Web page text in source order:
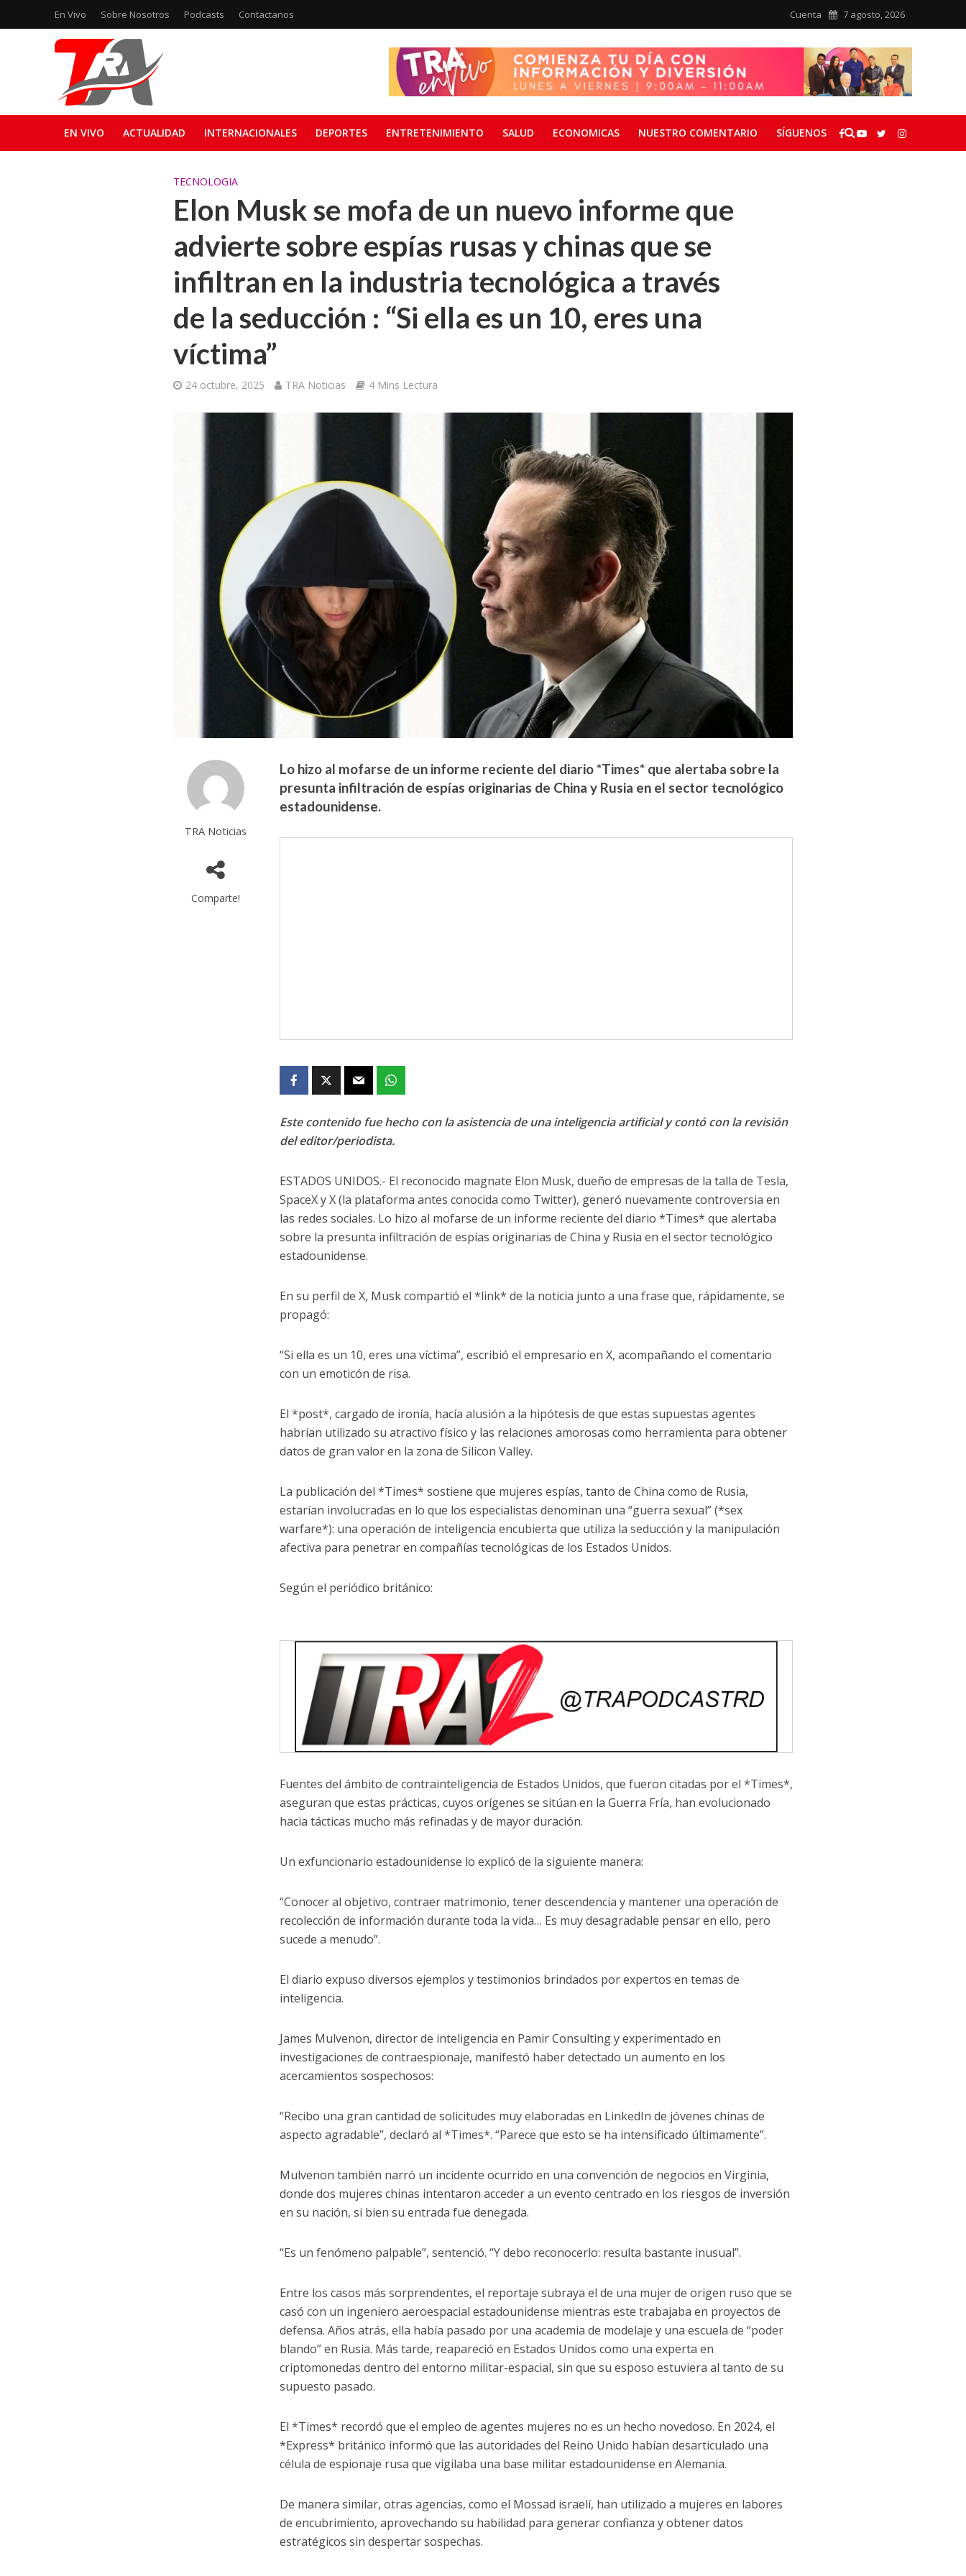
En Vivo Sobre Nosotros Podcasts Contactanos Cuenta 7 agosto, 2026
EN VIVO ACTUALIDAD INTERNACIONALES DEPORTES ENTRETENIMIENTO SALUD ECONOMICAS NUESTRO COMENTARIO SÍGUENOS
TECNOLOGIA
Elon Musk se mofa de un nuevo informe que
advierte sobre espías rusas y chinas que se
infiltran en la industria tecnológica a través
de la seducción : “Si ella es un 10, eres una
víctima”
24 octubre, 2025 TRA Noticias 4 Mins Lectura
TRA Noticias
Comparte!
Lo hizo al mofarse de un informe reciente del diario *Times* que alertaba sobre la
presunta infiltración de espías originarias de China y Rusia en el sector tecnológico
estadounidense.
Este contenido fue hecho con la asistencia de una inteligencia artificial y contó con la revisión
del editor/periodista.
ESTADOS UNIDOS.- El reconocido magnate Elon Musk, dueño de empresas de la talla de Tesla,
SpaceX y X (la plataforma antes conocida como Twitter), generó nuevamente controversia en
las redes sociales. Lo hizo al mofarse de un informe reciente del diario *Times* que alertaba
sobre la presunta infiltración de espías originarias de China y Rusia en el sector tecnológico
estadounidense.
En su perfil de X, Musk compartió el *link* de la noticia junto a una frase que, rápidamente, se
propagó:
“Si ella es un 10, eres una víctima”, escribió el empresario en X, acompañando el comentario
con un emoticón de risa.
El *post*, cargado de ironía, hacía alusión a la hipótesis de que estas supuestas agentes
habrían utilizado su atractivo físico y las relaciones amorosas como herramienta para obtener
datos de gran valor en la zona de Silicon Valley.
La publicación del *Times* sostiene que mujeres espías, tanto de China como de Rusia,
estarían involucradas en lo que los especialistas denominan una “guerra sexual” (*sex
warfare*): una operación de inteligencia encubierta que utiliza la seducción y la manipulación
afectiva para penetrar en compañías tecnológicas de los Estados Unidos.
Según el periódico británico:
Fuentes del ámbito de contrainteligencia de Estados Unidos, que fueron citadas por el *Times*,
aseguran que estas prácticas, cuyos orígenes se sitúan en la Guerra Fría, han evolucionado
hacia tácticas mucho más refinadas y de mayor duración.
Un exfuncionario estadounidense lo explicó de la siguiente manera:
“Conocer al objetivo, contraer matrimonio, tener descendencia y mantener una operación de
recolección de información durante toda la vida… Es muy desagradable pensar en ello, pero
sucede a menudo”.
El diario expuso diversos ejemplos y testimonios brindados por expertos en temas de
inteligencia.
James Mulvenon, director de inteligencia en Pamir Consulting y experimentado en
investigaciones de contraespionaje, manifestó haber detectado un aumento en los
acercamientos sospechosos:
“Recibo una gran cantidad de solicitudes muy elaboradas en LinkedIn de jóvenes chinas de
aspecto agradable”, declaró al *Times*. “Parece que esto se ha intensificado últimamente”.
Mulvenon también narró un incidente ocurrido en una convención de negocios en Virginia,
donde dos mujeres chinas intentaron acceder a un evento centrado en los riesgos de inversión
en su nación, si bien su entrada fue denegada.
“Es un fenómeno palpable”, sentenció. “Y debo reconocerlo: resulta bastante inusual”.
Entre los casos más sorprendentes, el reportaje subraya el de una mujer de origen ruso que se
casó con un ingeniero aeroespacial estadounidense mientras este trabajaba en proyectos de
defensa. Años atrás, ella había pasado por una academia de modelaje y una escuela de “poder
blando” en Rusia. Más tarde, reapareció en Estados Unidos como una experta en
criptomonedas dentro del entorno militar-espacial, sin que su esposo estuviera al tanto de su
supuesto pasado.
El *Times* recordó que el empleo de agentes mujeres no es un hecho novedoso. En 2024, el
*Express* británico informó que las autoridades del Reino Unido habían desarticulado una
célula de espionaje rusa que vigilaba una base militar estadounidense en Alemania.
De manera similar, otras agencias, como el Mossad israelí, han utilizado a mujeres en labores
de encubrimiento, aprovechando su habilidad para generar confianza y obtener datos
estratégicos sin despertar sospechas.